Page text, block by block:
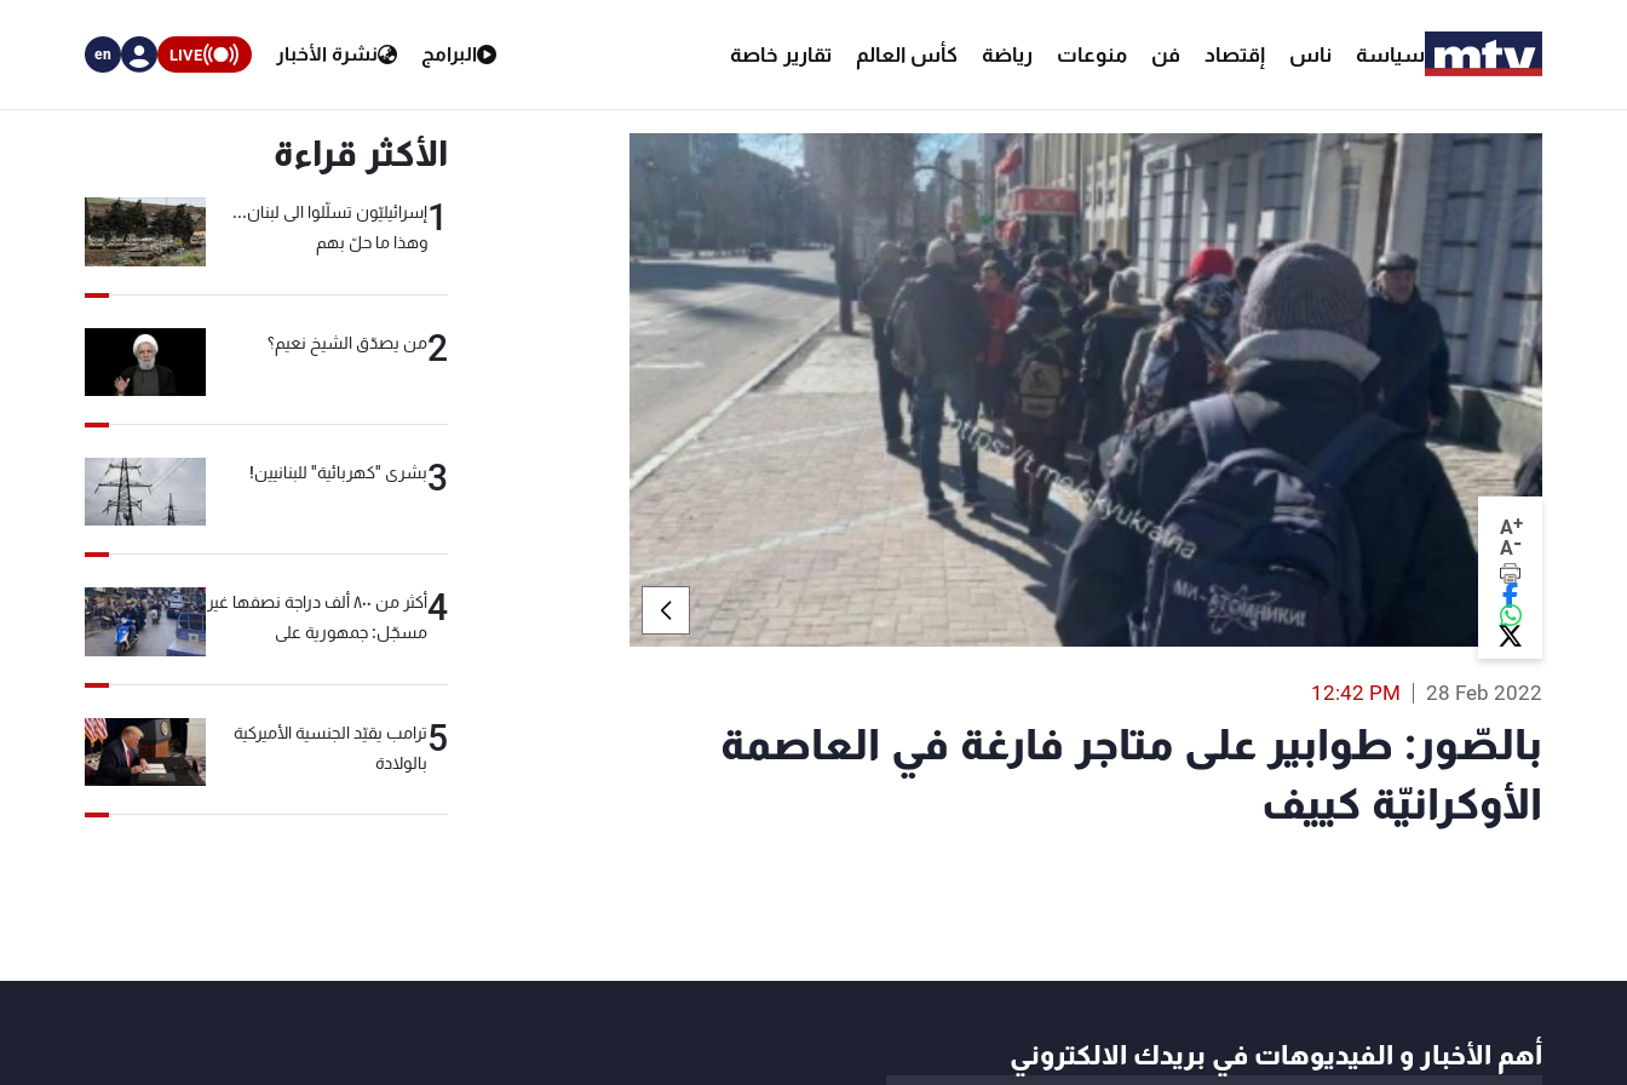
سياسة ناس إقتصاد فن منوعات رياضة كأس العالم تقارير خاصة البرامج نشرة الأخبار LIVE
en
A+
A-
28 Feb 2022
12:42 PM
بالصّور: طوابير على متاجر فارغة في العاصمة
الأوكرانيّة كييف
الأكثر قراءة
1إسرائيليّون تسلّلوا الى لبنان...
وهذا ما حلّ بهم
2من يصدّق الشيخ نعيم؟
3بشرى "كهربائية" للبنانيين!
4
أكثر من ٨٠٠ ألف دراجة نصفها غير
مسجّل: جمهورية على
5ترامب يقيّد الجنسية الأميركية
بالولادة
أهم الأخبار و الفيديوهات في بريدك الالكتروني